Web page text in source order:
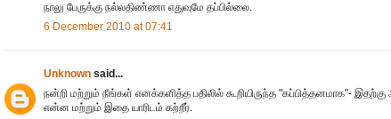
நாலு பேருக்கு நல்லதிண்ணா எதுவுமே தப்பில்லை.
6 December 2010 at 07:41
Unknown said...
நன்றி மற்றும் நீங்கள் எனக்களித்த பதிலில் கூறியிருந்த "கப்பித்தனமாக"-
என்ன மற்றும் இதை யாரிடம் கற்றீர்.